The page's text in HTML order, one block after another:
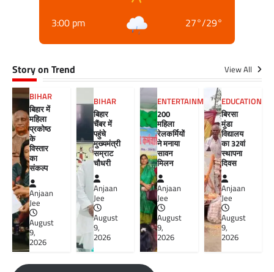
3:00 pm 27°/29°
Story on Trend View All
BIHAR
बिहार में
महिला
प्रकोष्ठ
के
विस्तार
का
संकल्प
Anjaan
Jee
August
9,
2026
BIHAR
बिहार
चैंबर में
पहुंचे
मुख्यमंत्री
सम्राट
चौधरी
Anjaan
Jee
August
9,
2026
ENTERTAINMENT
200
महिला
रेलकर्मियों
ने मनाया
सावन
मिलन
Anjaan
Jee
August
9,
2026
EDUCATION
बिरसा
मुंडा
विद्यालय
का 32वां
स्थापना
दिवस
Anjaan
Jee
August
9,
2026